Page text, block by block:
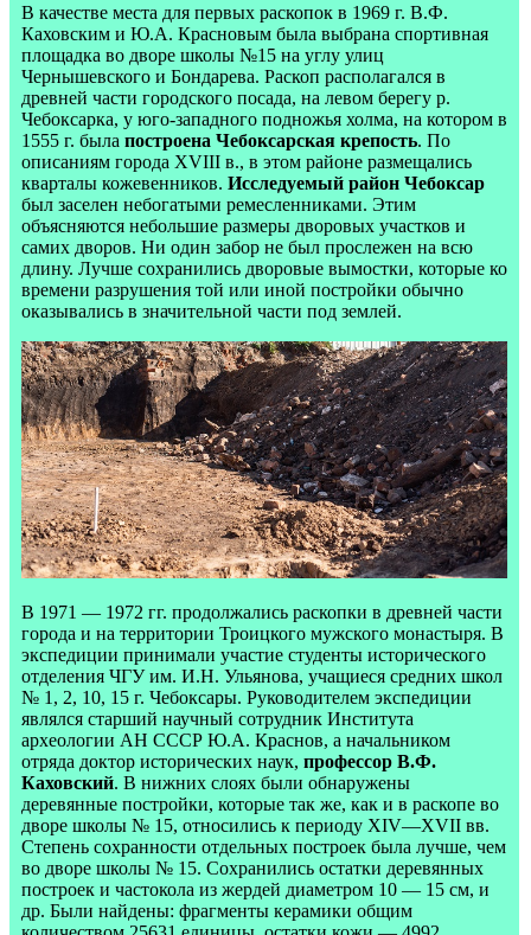
В качестве места для первых раскопок в 1969 г. В.Ф.
Каховским и Ю.А. Красновым была выбрана спортивная
площадка во дворе школы №15 на углу улиц
Чернышевского и Бондарева. Раскоп располагался в
древней части городского посада, на левом берегу р.
Чебоксарка, у юго-западного подножья холма, на котором в
1555 г. была построена Чебоксарская крепость. По
описаниям города XVIII в., в этом районе размещались
кварталы кожевенников. Исследуемый район Чебоксар
был заселен небогатыми ремесленниками. Этим
объясняются небольшие размеры дворовых участков и
самих дворов. Ни один забор не был прослежен на всю
длину. Лучше сохранились дворовые вымостки, которые ко
времени разрушения той или иной постройки обычно
оказывались в значительной части под землей.
В 1971 — 1972 гг. продолжались раскопки в древней части
города и на территории Троицкого мужского монастыря. В
экспедиции принимали участие студенты исторического
отделения ЧГУ им. И.Н. Ульянова, учащиеся средних школ
№ 1, 2, 10, 15 г. Чебоксары. Руководителем экспедиции
являлся старший научный сотрудник Института
археологии АН СССР Ю.А. Краснов, а начальником
отряда доктор исторических наук, профессор В.Ф.
Каховский. В нижних слоях были обнаружены
деревянные постройки, которые так же, как и в раскопе во
дворе школы № 15, относились к периоду XIV—XVII вв.
Степень сохранности отдельных построек была лучше, чем
во дворе школы № 15. Сохранились остатки деревянных
построек и частокола из жердей диаметром 10 — 15 см, и
др. Были найдены: фрагменты керамики общим